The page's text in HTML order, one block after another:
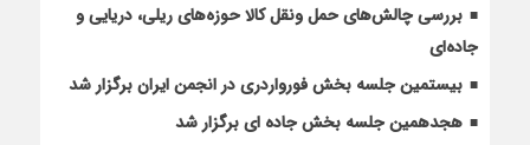
بررسی چالش‌های حمل ونقل کالا حوزه‌های ریلی، دریایی و
جاده‌ای
بیستمین جلسه بخش فورواردری در انجمن ایران برگزار شد
هجدهمین جلسه بخش جاده ای برگزار شد